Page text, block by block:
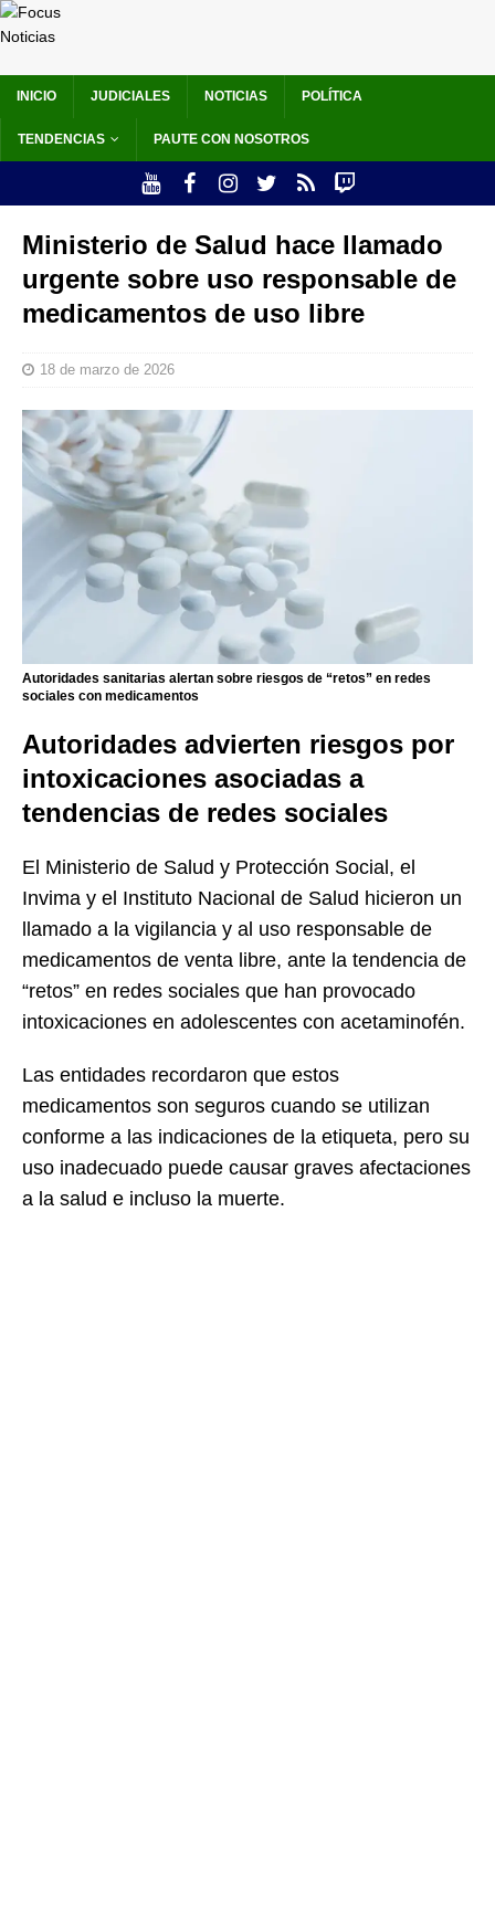
INICIO JUDICIALES NOTICIAS POLÍTICA
TENDENCIAS PAUTE CON NOSOTROS
Ministerio de Salud hace llamado
urgente sobre uso responsable de
medicamentos de uso libre
18 de marzo de 2026
Autoridades sanitarias alertan sobre riesgos de “retos” en redes
sociales con medicamentos
Autoridades advierten riesgos por
intoxicaciones asociadas a
tendencias de redes sociales
El Ministerio de Salud y Protección Social, el
Invima y el Instituto Nacional de Salud hicieron un
llamado a la vigilancia y al uso responsable de
medicamentos de venta libre, ante la tendencia de
“retos” en redes sociales que han provocado
intoxicaciones en adolescentes con acetaminofén.
Las entidades recordaron que estos
medicamentos son seguros cuando se utilizan
conforme a las indicaciones de la etiqueta, pero su
uso inadecuado puede causar graves afectaciones
a la salud e incluso la muerte.